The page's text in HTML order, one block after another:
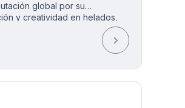
global por su
y creatividad en helados,
Robbins sigue esa tradición al
única con sus más de 31